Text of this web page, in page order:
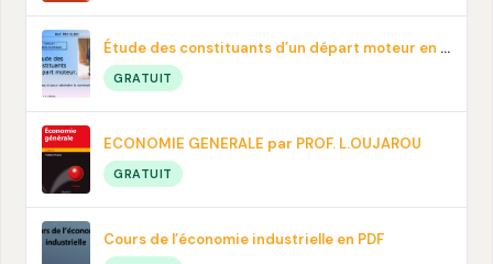
Étude des constituants d’un départ moteur en PDF
GRATUIT
ECONOMIE GENERALE par PROF. L.OUJAROU
GRATUIT
Cours de l’économie industrielle en PDF